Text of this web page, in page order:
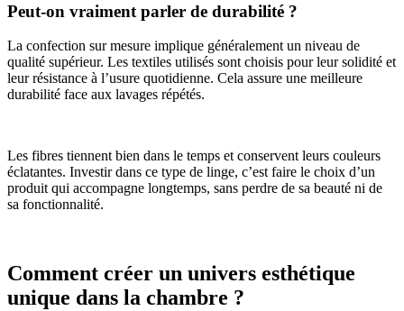
Peut-on vraiment parler de durabilité ?
La confection sur mesure implique généralement un niveau de
qualité supérieur. Les textiles utilisés sont choisis pour leur solidité et
leur résistance à l’usure quotidienne. Cela assure une meilleure
durabilité face aux lavages répétés.
Les fibres tiennent bien dans le temps et conservent leurs couleurs
éclatantes. Investir dans ce type de linge, c’est faire le choix d’un
produit qui accompagne longtemps, sans perdre de sa beauté ni de
sa fonctionnalité.
Comment créer un univers esthétique
unique dans la chambre ?